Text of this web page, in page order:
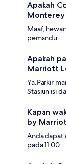
Apakah
Monterey
Maaf,
pemandu.
Apakah
Marriott
Ya.Parkir
Stasiun isi
Kapan
by
Anda dapat
pada 11.00.